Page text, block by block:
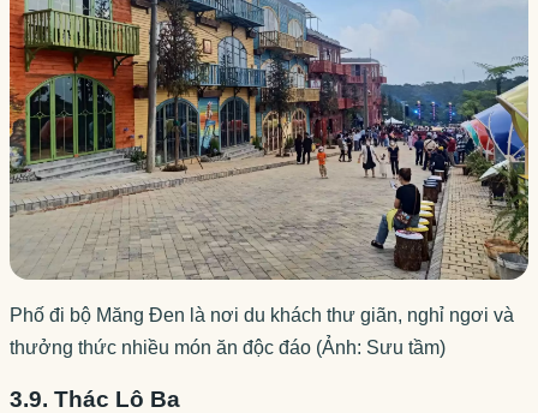
Phố đi bộ Măng Đen là nơi du khách thư giãn, nghỉ ngơi và
thưởng thức nhiều món ăn độc đáo (Ảnh: Sưu tầm)
3.9. Thác Lô Ba